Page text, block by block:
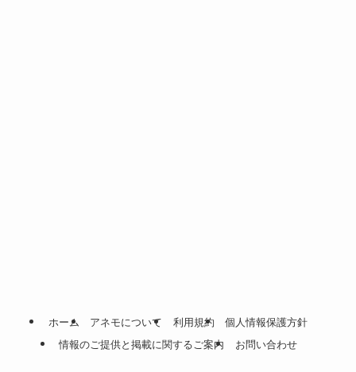
ホーム アネモについて 利用規約
個人情報保護方針
情報のご提供と掲載に関するご案内
お問い合わせ